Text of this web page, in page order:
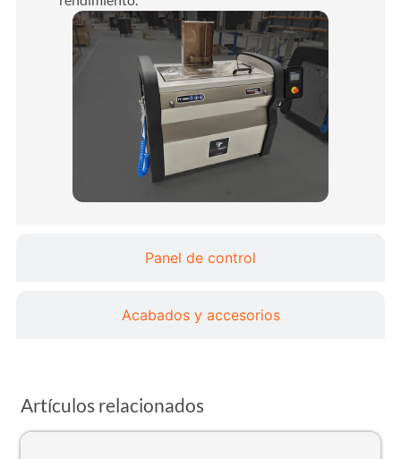
Panel de control
Acabados y accesorios
Artículos relacionados